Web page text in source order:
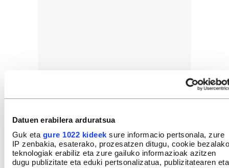
Datuen erabilera arduratsua
Guk eta gure 1022 kideek sure informacio pertsonala, zure
IP zenbakia, esaterako, prozesatzen ditugu, cookie bezalako
teknologiak erabiliz eta zure gailuko informazioak azitzen
dugu publizitate eta eduki pertsonalizatua, publizitatearen eta